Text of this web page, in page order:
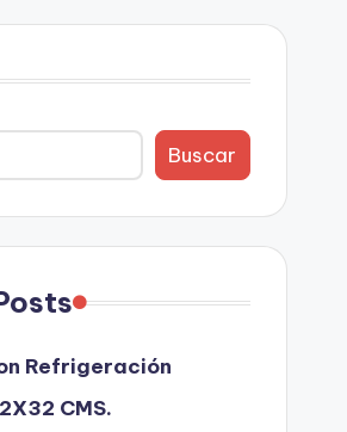
Buscar
Refrigeración
CMS.